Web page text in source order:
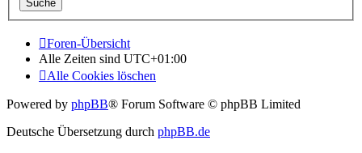
Foren-Übersicht
Alle Zeiten sind UTC+01:00
Alle Cookies löschen
Powered by phpBB® Forum Software © phpBB Limited
Deutsche Übersetzung durch phpBB.de